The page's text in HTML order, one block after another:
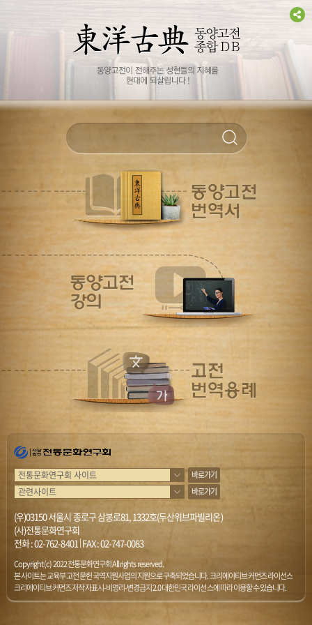
바로가기
바로가기
(우)03150 서울시 종로구 삼봉로81, 1332호(두산위브파빌리온)
(사)전통문화연구회
전화 :02-762-8401|FAX : 02-747-0083
Copyright (c) 2022 전통문화연구회 All rights reserved.
본 사이트는 교육부 고전문헌 국역지원사업의 지원으로 구축되었습니다. 크리에이티브 커먼즈 라이선스
크리에이티브 커먼즈 저작자표시-비영리-변경금지 2.0 대한민국 라이선스에 따라 이용할 수 있습니다.